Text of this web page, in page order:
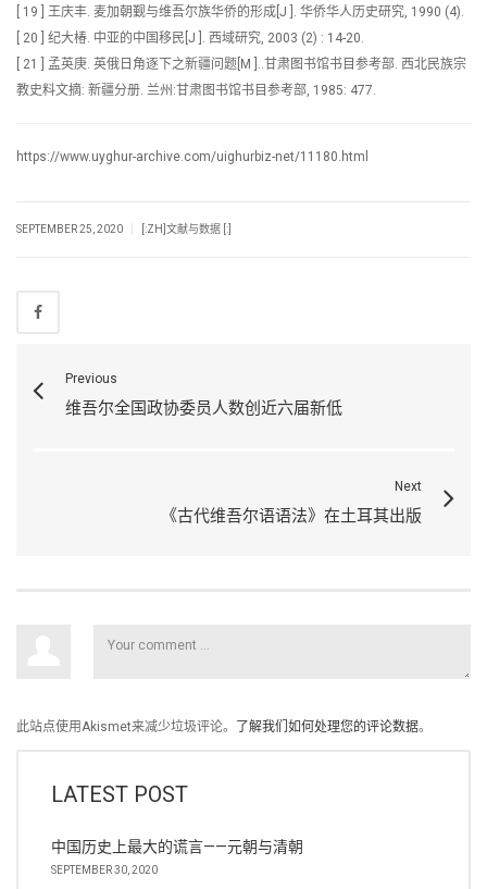
[ 19 ] 王庆丰. 麦加朝觐与维吾尔族华侨的形成[J ]. 华侨华人历史研究, 1990 (4).
[ 20 ] 纪大椿. 中亚的中国移民[J ]. 西域研究, 2003 (2) : 14-20.
[ 21 ] 孟英庚. 英俄日角逐下之新疆问题[M ]..甘肃图书馆书目参考部. 西北民族宗
教史料文摘: 新疆分册. 兰州:甘肃图书馆书目参考部, 1985: 477.
https://www.uyghur-archive.com/uighurbiz-net/11180.html
SEPTEMBER 25, 2020 [:ZH]文献与数据 [:]
Previous
维吾尔全国政协委员人数创近六届新低
Next
《古代维吾尔语语法》在土耳其出版
此站点使用Akismet来减少垃圾评论。 了解我们如何处理您的评论数据。
LATEST POST
中国历史上最大的谎言——元朝与清朝
SEPTEMBER 30, 2020